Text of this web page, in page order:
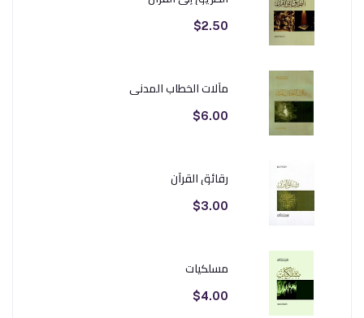
$2.50
مآلات الخطاب المدني
$6.00
رقائق القرآن
$3.00
مسلكيات
$4.00